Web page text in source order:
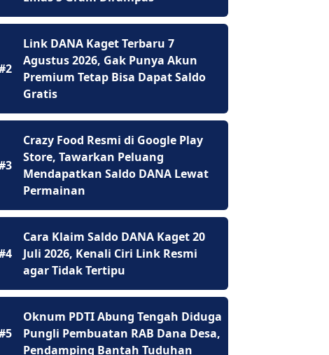
Link DANA Kaget Terbaru 7
Agustus 2026, Gak Punya Akun
Premium Tetap Bisa Dapat Saldo
Gratis
Crazy Food Resmi di Google Play
Store, Tawarkan Peluang
Mendapatkan Saldo DANA Lewat
Permainan
Cara Klaim Saldo DANA Kaget 20
Juli 2026, Kenali Ciri Link Resmi
agar Tidak Tertipu
Oknum PDTI Abung Tengah Diduga
Pungli Pembuatan RAB Dana Desa,
Pendamping Bantah Tuduhan